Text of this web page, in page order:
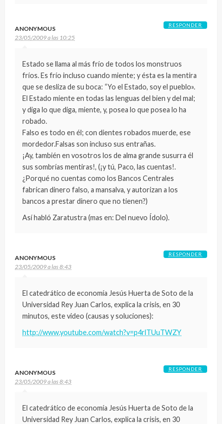
ANONYMOUS
23/05/2009 a las 10:25
Estado se llama al más frío de todos los monstruos
fríos. Es frío incluso cuando miente; y ésta es la mentira
que se desliza de su boca: “Yo el Estado, soy el pueblo».
El Estado miente en todas las lenguas del bien y del mal;
y diga lo que diga, miente, y, posea lo que posea lo ha
robado.
Falso es todo en él; con dientes robados muerde, ese
mordedor.Falsas son incluso sus entrañas.
¡Ay, también en vosotros los de alma grande susurra él
sus sombrías mentiras!, (¡y tú, Paco, las cuentas!.
¿Porqué no cuentas como los Bancos Centrales
fabrican dinero falso, a mansalva, y autorizan a los
bancos a prestar dinero que no tienen?)
Así habló Zaratustra (mas en: Del nuevo Ídolo).
RESPONDER
ANONYMOUS
23/05/2009 a las 8:43
El catedrático de economía Jesús Huerta de Soto de la
Universidad Rey Juan Carlos, explica la crisis, en 30
minutos, este video (causas y soluciones):
http://www.youtube.com/watch?v=p4rlTUuTWZY
RESPONDER
ANONYMOUS
23/05/2009 a las 8:43
El catedrático de economía Jesús Huerta de Soto de la
Universidad Rey Juan Carlos, explica la crisis, en 30
RESPONDER